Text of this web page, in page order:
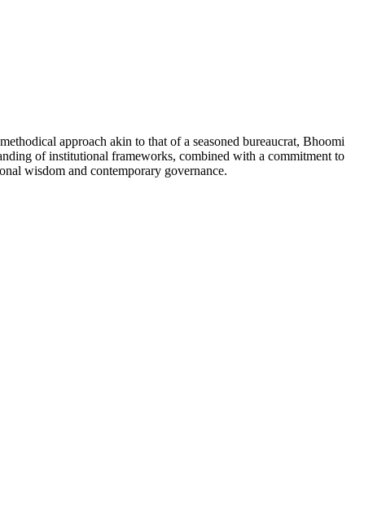
approach akin to that of a seasoned bureaucrat, Bhoomi
of institutional frameworks, combined with a commitment to
wisdom and contemporary governance.